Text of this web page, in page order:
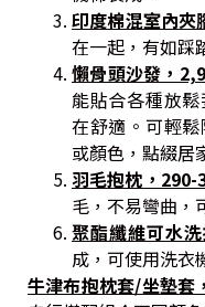
印度棉混室內夾
在一起，有如踩
懶骨頭沙發，
能貼合各種放
在舒適。可輕
或顏色，點綴居
羽毛抱枕，290-
毛，不易彎曲，
聚酯纖維可水
成，可使用洗衣
牛津布抱枕套/坐墊套